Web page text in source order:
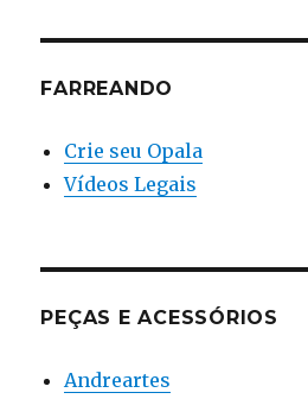
FARREANDO
Crie seu Opala
Vídeos Legais
PEÇAS E ACESSÓRIOS
Andreartes